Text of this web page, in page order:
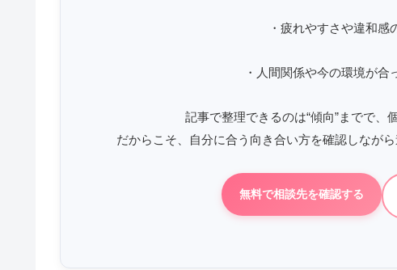
・疲れやすさや違和感
・人間関係や今の環境が合
記事で整理できるのは“傾向”までで、
だからこそ、自分に合う向き合い方を確認しなが
無料で相談先を確認する